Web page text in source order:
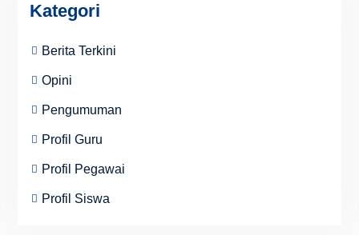
Kategori
Berita Terkini
Opini
Pengumuman
Profil Guru
Profil Pegawai
Profil Siswa